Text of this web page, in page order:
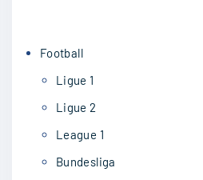
Football
Ligue 1
Ligue 2
League 1
Bundesliga